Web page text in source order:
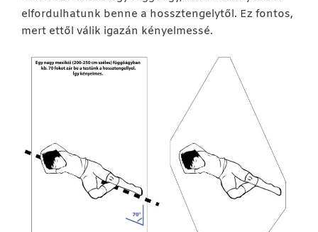
elfordulhatunk benne a hossztengelytől. Ez fontos,
mert ettől válik igazán kényelmessé.